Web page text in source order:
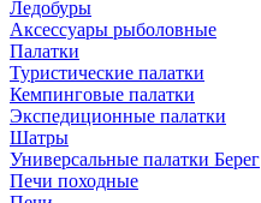
Ледобуры
Аксессуары рыболовные
Палатки
Туристические палатки
Кемпинговые палатки
Экспедиционные палатки
Шатры
Универсальные палатки Берег
Печи походные